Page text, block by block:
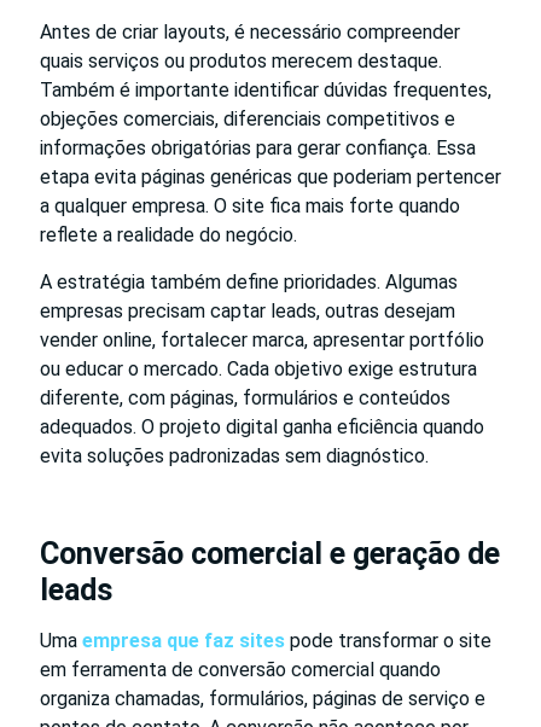
Antes de criar layouts, é necessário compreender
quais serviços ou produtos merecem destaque.
Também é importante identificar dúvidas frequentes,
objeções comerciais, diferenciais competitivos e
informações obrigatórias para gerar confiança. Essa
etapa evita páginas genéricas que poderiam pertencer
a qualquer empresa. O site fica mais forte quando
reflete a realidade do negócio.
A estratégia também define prioridades. Algumas
empresas precisam captar leads, outras desejam
vender online, fortalecer marca, apresentar portfólio
ou educar o mercado. Cada objetivo exige estrutura
diferente, com páginas, formulários e conteúdos
adequados. O projeto digital ganha eficiência quando
evita soluções padronizadas sem diagnóstico.
Conversão comercial e geração de
leads
Uma empresa que faz sites pode transformar o site
em ferramenta de conversão comercial quando
organiza chamadas, formulários, páginas de serviço e